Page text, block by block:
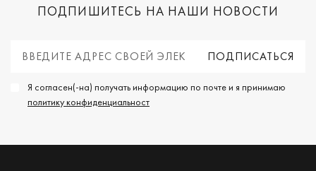
ПОДПИШИТЕСЬ НА НАШИ НОВОСТИ
Я согласен(-на) получать информацию по почте и я принимаю
политику конфиденциальност